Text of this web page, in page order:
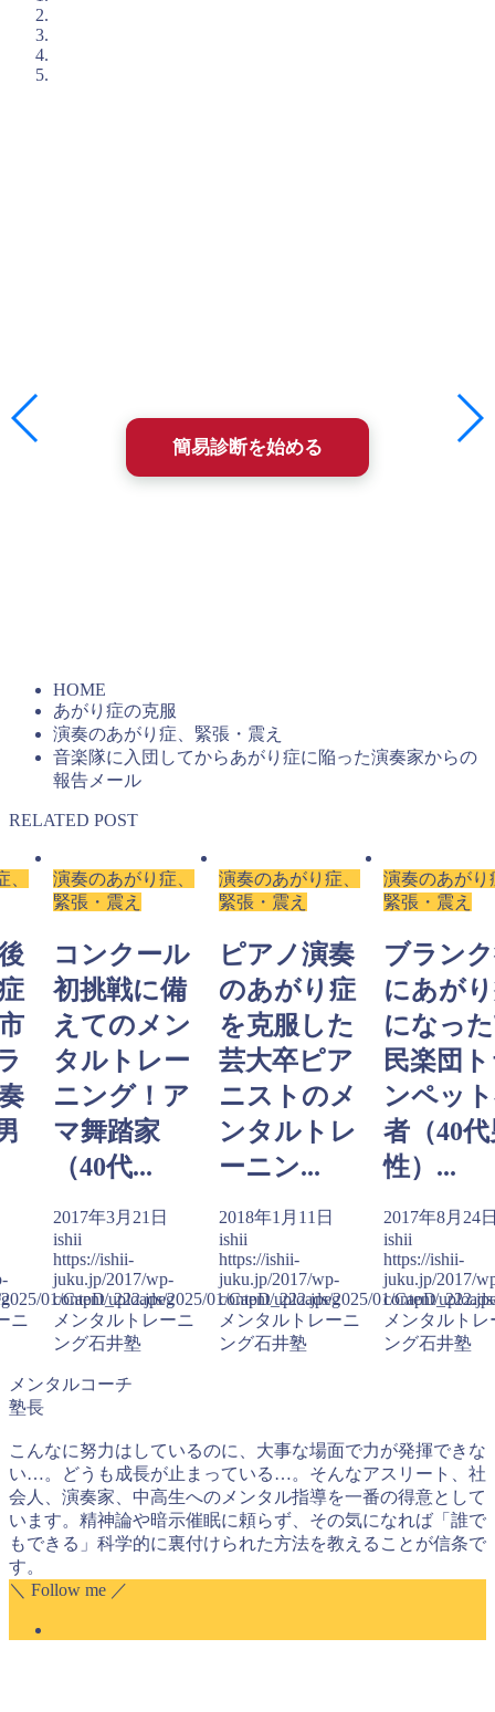
簡易診断を始める
HOME
あがり症の克服
演奏のあがり症、緊張・震え
音楽隊に入団してからあがり症に陥った演奏家からの
報告メール
RELATED POST
、
01/CapD_222.jpeg
ニ
演奏のあがり症、
緊張・震え
コンクール
初挑戦に備
えてのメン
タルトレー
ニング！ア
マ舞踏家
（40代...
2017年3月21日
ishii
https://ishii-
juku.jp/2017/wp-
content/uploads/2025/01/CapD_222.jpeg
メンタルトレーニ
ング石井塾
演奏のあがり症、
緊張・震え
ピアノ演奏
のあがり症
を克服した
芸大卒ピア
ニストのメ
ンタルトレ
ーニン...
2018年1月11日
ishii
https://ishii-
juku.jp/2017/wp-
content/uploads/2025/01/
メンタルトレーニ
ング石井塾
演奏のあがり
緊張・震え
ブラン
にあが
になっ
民楽団
ンペッ
者（40
性）...
2017年8月24
ishii
https://ishii-
juku.jp/2017/
content/
メンタルトレ
ング石井塾
メンタルコーチ
塾長
こんなに努力はしているのに、大事な場面で力が発揮できな
い…。どうも成長が止まっている…。そんなアスリート、社
会人、演奏家、中高生へのメンタル指導を一番の得意として
います。精神論や暗示催眠に頼らず、その気になれば「誰で
もできる」科学的に裏付けられた方法を教えることが信条で
す。
＼ Follow me ／